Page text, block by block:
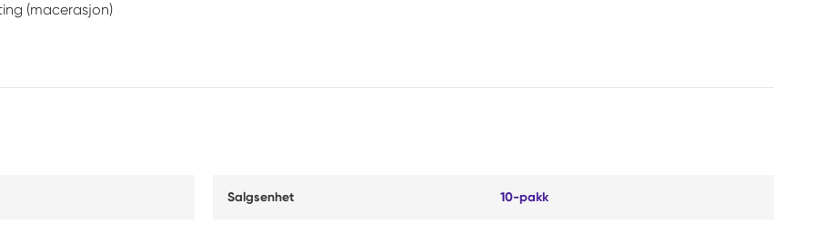
(macerasjon)
Salgsenhet 10-pakk